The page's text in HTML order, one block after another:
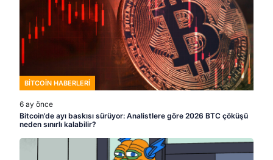
BITCOIN HABERLERI
6 ay önce
Bitcoin’de ayı baskısı sürüyor: Analistlere göre 2026 BTC çöküşü
neden sınırlı kalabilir?